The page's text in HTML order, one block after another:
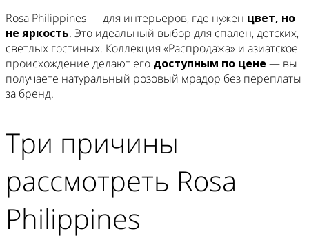
Rosa Philippines — для интерьеров, где нужен цвет, но
не яркость. Это идеальный выбор для спален, детских,
светлых гостиных. Коллекция «Распродажа» и азиатское
происхождение делают его доступным по цене — вы
получаете натуральный розовый мрадор без переплаты
за бренд.
Три причины
рассмотреть Rosa
Philippines